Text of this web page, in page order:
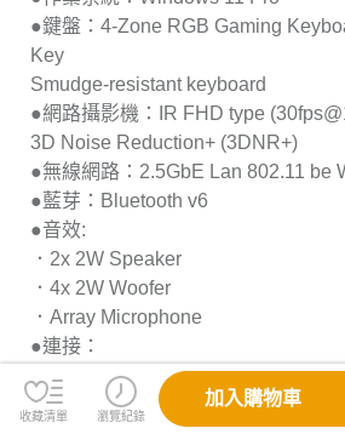
●鍵盤：4-Zone RGB Gaming
Key
Smudge-resistant keyboard
●網路攝影機：IR FHD type
3D Noise Reduction+ (3DNR+)
●無線網路：2.5GbE Lan 802.11 be
●藍芽：Bluetooth v6
●音效:
．2x 2W Speaker
．4x 2W Woofer
．Array Microphone
●連接：
．1x RJ45
．2x Thunderbolt? 4 (DisplayPort?/
收藏清單 瀏覽紀錄
加入購物車